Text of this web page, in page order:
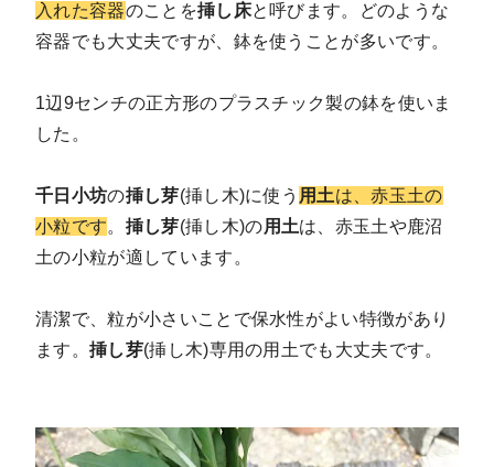
入れた容器のことを挿し床と呼びます。どのような
容器でも大丈夫ですが、鉢を使うことが多いです。
1辺9センチの正方形のプラスチック製の鉢を使いま
した。
千日小坊の挿し芽(挿し木)に使う 用土は、赤玉土の
小粒です。 挿し芽(挿し木)の用土は、赤玉土や鹿沼
土の小粒が適しています。
清潔で、粒が小さいことで保水性がよい特徴があり
ます。 挿し芽(挿し木)専用の用土でも大丈夫です。